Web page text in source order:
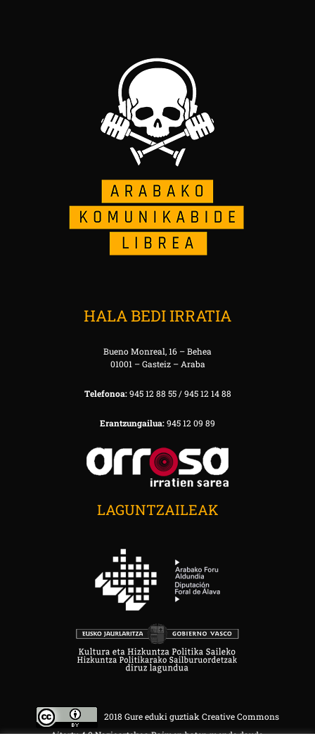
HALA BEDI IRRATIA
Bueno Monreal, 16 – Behea
01001 – Gasteiz – Araba
Telefonoa:945 12 88 55 / 945 12 14 88
Erantzungailua:945 12 09 89
LAGUNTZAILEAK
2018 Gure eduki guztiak Creative Commons
Aitortu 4.0 Nazioartekoa Baimen baten mende daude.